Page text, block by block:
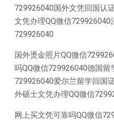
729926040国外文凭回国认
文凭办理QQ微信729926040
729926040
国外烫金照片QQ微信
吗QQ微信729926040德国留
729926040爱尔兰留学回国
外硕士文凭办理QQ微信
网上买文凭可靠吗QQ微信